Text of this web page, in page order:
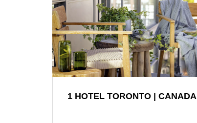
1 HOTEL TORONTO | CANADA